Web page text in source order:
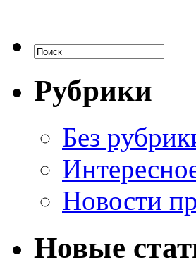
Рубрики
Без
Новости
Новые